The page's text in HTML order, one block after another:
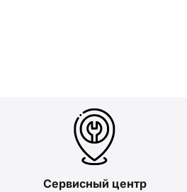
Сервисный центр